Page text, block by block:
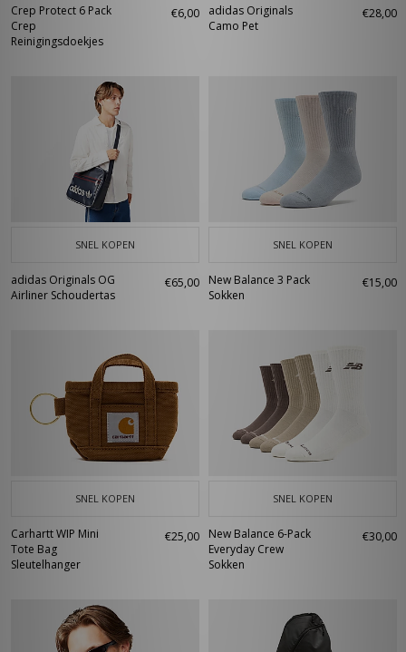
Crep Protect 6 Pack
Crep
Reinigingsdoekjes
€6,00
adidas Originals
Camo Pet
€28,00
SNEL KOPEN
adidas Originals OG
Airliner Schoudertas
€65,00
SNEL KOPEN
New Balance 3 Pack
Sokken
€15,00
SNEL KOPEN
Carhartt WIP Mini
Tote Bag
Sleutelhanger
€25,00
SNEL KOPEN
New Balance 6-Pack
Everyday Crew
Sokken
€30,00